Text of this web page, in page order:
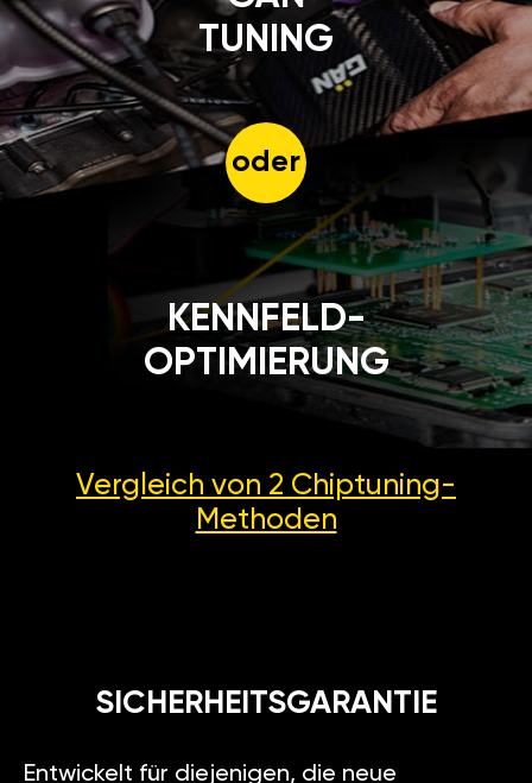
TUNING
oder
KENNFELD-
OPTIMIERUNG
Vergleich von 2 Chiptuning-
Methoden
SICHERHEITSGARANTIE
Entwickelt für diejenigen, die neue